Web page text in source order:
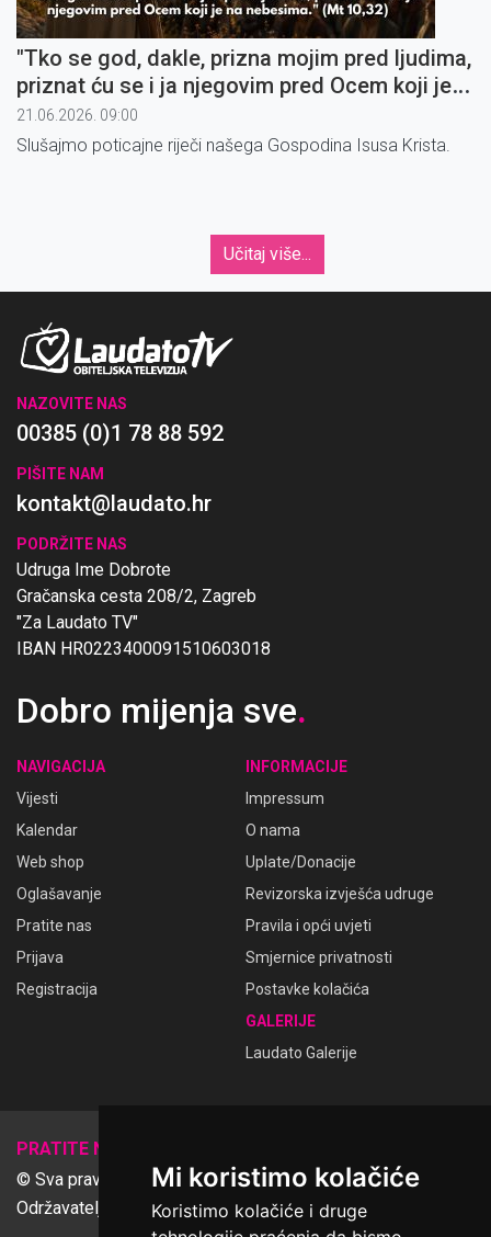
Mi koristimo kolačiće
Koristimo kolačiće i druge
"Tko se god, dakle, prizna mojim pred ljudima,
priznat ću se i ja njegovim pred Ocem koji je
na nebesima" (1)
21.06.2026. 09:00
Slušajmo poticajne riječi našega Gospodina Isusa Krista.
Učitaj više...
NAZOVITE NAS
00385 (0)1 78 88 592
PIŠITE NAM
kontakt@laudato.hr
PODRŽITE NAS
Udruga Ime Dobrote
Gračanska cesta 208/2, Zagreb
"Za Laudato TV"
IBAN HR0223400091510603018
Dobro mijenja sve.
NAVIGACIJA
Vijesti
Kalendar
Web shop
Oglašavanje
Pratite nas
Prijava
Registracija
INFORMACIJE
Impressum
O nama
Uplate/Donacije
Revizorska izvješća udruge
Pravila i opći uvjeti
Smjernice privatnosti
Postavke kolačića
GALERIJE
Laudato Galerije
PRATITE NAS
© Sva prava pridržana Udruga Ime dobrote
Održavatelj Netcom d.o.o., Riva 6, Rijeka